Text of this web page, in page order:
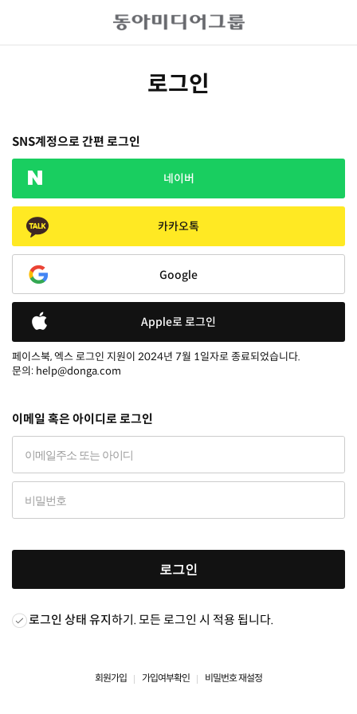
로그인
SNS계정으로 간편 로그인
네이버
카카오톡
Google
Apple로 로그인
페이스북, 엑스 로그인 지원이 2024년 7월 1일자로 종료되었습니다.
문의: help@donga.com
이메일 혹은 아이디로 로그인
로그인
로그인 상태 유지하기. 모든 로그인 시 적용 됩니다.
회원가입 가입여부확인 비밀번호 재설정